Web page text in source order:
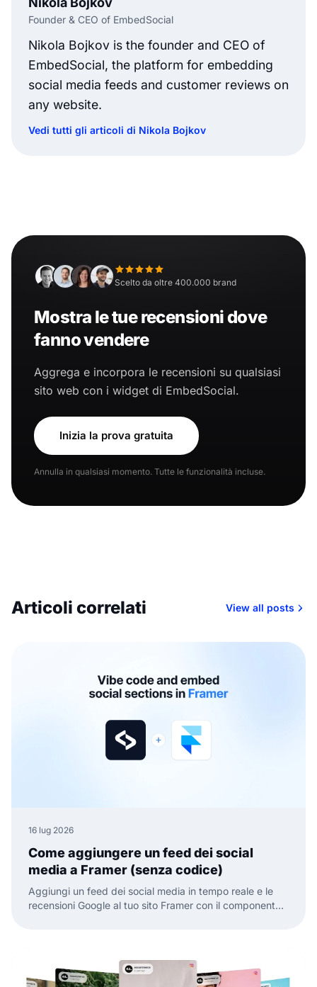
Founder & CEO of EmbedSocial
Nikola Bojkov is the founder and CEO of
EmbedSocial, the platform for embedding
social media feeds and customer reviews on
any website.
Vedi tutti gli articoli di Nikola Bojkov
Scelto da oltre 400.000 brand
Mostra le tue recensioni dove
fanno vendere
Aggrega e incorpora le recensioni su qualsiasi
sito web con i widget di EmbedSocial.
Inizia la prova gratuita
Annulla in qualsiasi momento. Tutte le funzionalità incluse.
Articoli correlati View all posts
16 lug 2026
Come aggiungere un feed dei social
media a Framer (senza codice)
Aggiungi un feed dei social media in tempo reale e le
recensioni Google al tuo sito Framer con il componente